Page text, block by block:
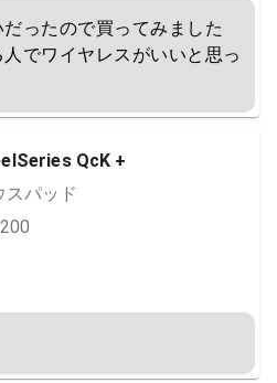
ったので買ってみました
でワイヤレスがいいと思っ
QcK +
スパッド